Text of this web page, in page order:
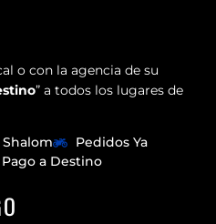
o con la agencia de su
” a todos los lugares de
Shalom
Pedidos Ya
a Destino